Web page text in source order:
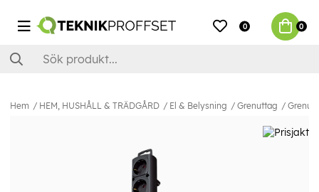
0 0
Hem HEM, HUSHÅLL & TRÄDGÅRD El & Belysning Grenuttag